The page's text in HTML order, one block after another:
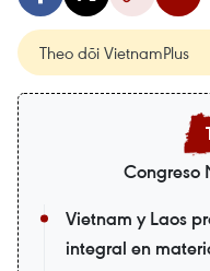
Theo dõi VietnamPlus
Congreso
Vietnam y Laos
integral en